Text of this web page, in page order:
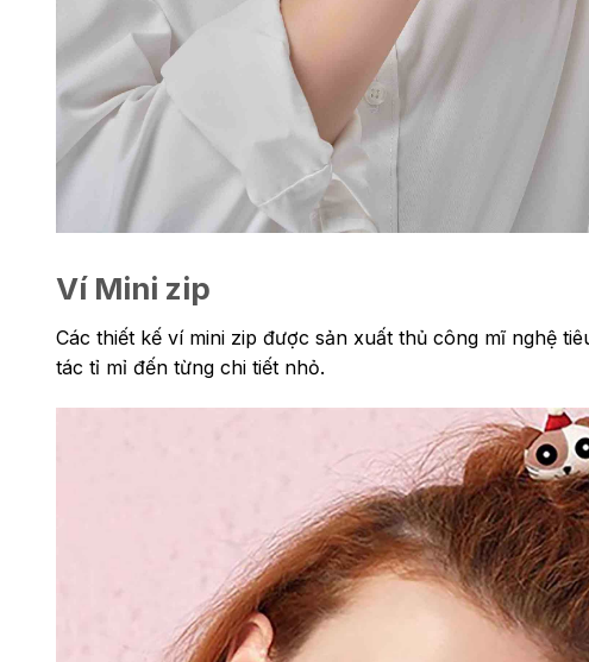
Ví Mini zip
Các thiết kế ví mini zip được sản xuất thủ công mĩ nghệ
tác tỉ mỉ đến từng chi tiết nhỏ.